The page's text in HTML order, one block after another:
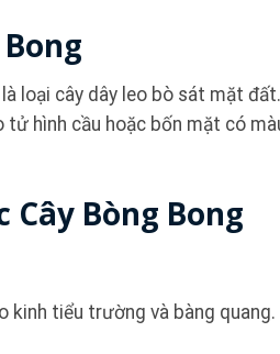
loại cây dây leo bò sát mặt
hình cầu hoặc bốn mặt có
Cây Bòng Bong
kinh tiểu trường và bàng